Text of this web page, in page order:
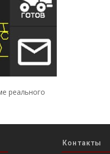
реального
Контакты